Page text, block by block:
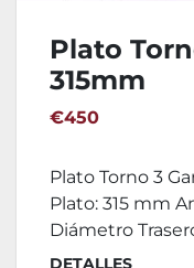
Plato
315mm
€450
Plato Torno 3
Plato: 315 mm
Diámetro
DETALLES